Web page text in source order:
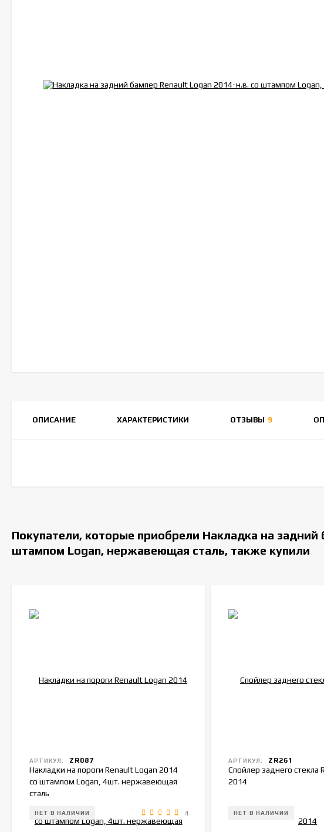
ОПИСАНИЕ ХАРАКТЕРИСТИКИ ОТЗЫВЫ 9
Покупатели, которые приобрели Накладка на
штампом Logan, нержавеющая сталь, также купили
АРТИКУЛ: ZR087
Накладки на пороги Renault Logan 2014
со штампом Logan, 4шт. нержавеющая
сталь
НЕТ В НАЛИЧИИ 4
АРТИКУЛ: ZR261
Спойлер заднего стекла
2014
НЕТ В НАЛИЧИИ